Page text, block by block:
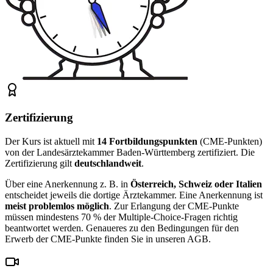
Zertifizierung
Der Kurs ist aktuell mit 14 Fortbildungspunkten (CME-Punkten)
von der Landesärztekammer Baden-Württemberg zertifiziert. Die
Zertifizierung gilt deutschlandweit.
Über eine Anerkennung z. B. in Österreich, Schweiz oder Italien
entscheidet jeweils die dortige Ärztekammer. Eine Anerkennung ist
meist problemlos möglich. Zur Erlangung der CME-Punkte
müssen mindestens 70 % der Multiple-Choice-Fragen richtig
beantwortet werden. Genaueres zu den Bedingungen für den
Erwerb der CME-Punkte finden Sie in unseren AGB.